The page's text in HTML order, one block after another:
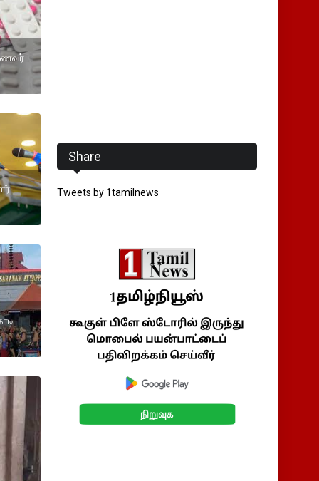
Share
Tweets by 1tamilnews